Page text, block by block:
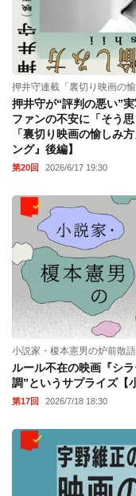
押井守連載「裏切り映画の愉
押井守が“評判の悪い”
ファンの不安に「そう
「裏切り映画の愉しみ
ング』後編】
第20回 2026/6/17 19:30
小説家・榎本憲男の炉前散語
ルール不在の映画『シ
調”というサプライズ【
第17回 2026/7/18 18:30